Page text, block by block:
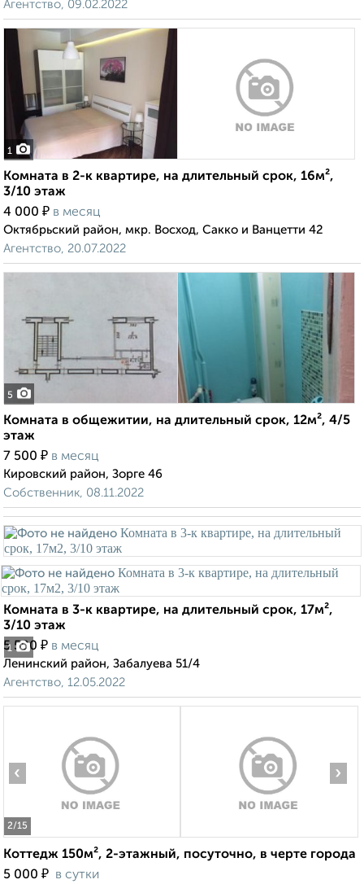
Агентство, 09.02.2022
1
Комната в 2-к квартире, на длительный срок, 16м²,
3/10 этаж
4 000 ₽ в месяц
Октябрьский район, мкр. Восход, Сакко и Ванцетти 42
Агентство, 20.07.2022
5
Комната в общежитии, на длительный срок, 12м², 4/5
этаж
7 500 ₽ в месяц
Кировский район, Зорге 46
Собственник, 08.11.2022
1
Комната в 3-к квартире, на длительный срок, 17м²,
3/10 этаж
5 500 ₽ в месяц
Ленинский район, Забалуева 51/4
Агентство, 12.05.2022
2/15
‹ ›
Коттедж 150м², 2-этажный, посуточно, в черте города
5 000 ₽ в сутки